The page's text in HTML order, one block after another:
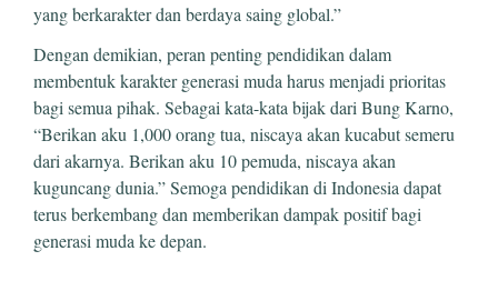
yang berkarakter dan berdaya saing global.”
Dengan demikian, peran penting pendidikan dalam
membentuk karakter generasi muda harus menjadi prioritas
bagi semua pihak. Sebagai kata-kata bijak dari Bung Karno,
“Berikan aku 1,000 orang tua, niscaya akan kucabut semeru
dari akarnya. Berikan aku 10 pemuda, niscaya akan
kuguncang dunia.” Semoga pendidikan di Indonesia dapat
terus berkembang dan memberikan dampak positif bagi
generasi muda ke depan.